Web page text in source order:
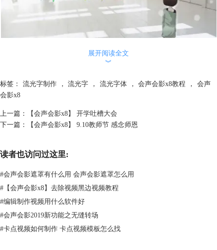
1.1导入素材，输入文字
将背景素材导入视频轨中，点击标题按钮，双击预览屏幕，输入文字
图2：彩虹字制作过程
展开阅读全文
︾
标签： 流光字制作 ， 流光字 ， 流光字体 ， 会声会影x8教程 ，
会声
会影x8
上一篇：
【会声会影x8】 开学吐槽大会
下一篇：
【会声会影x8】 9.10教师节 感念师恩
读者也访问过这里:
#会声会影遮罩有什么用 会声会影遮罩怎么用
# 【会声会影x8】去除视频黑边视频教程
#编辑制作视频用什么软件好
#会声会影2019新功能之无缝转场
#卡点视频如何制作 卡点视频模板怎么找